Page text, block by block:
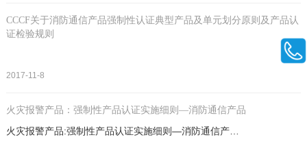
CCCF关于消防通信产品强制性认证典型产品及单元划分原则及产品认
证检验规则
2017-11-8
火灾报警产品：强制性产品认证实施细则—消防通信产品
火灾报警产品:强制性产品认证实施细则—消防通信产品.火灾报警产品,强制性产品认证,认证实施细则,CCC证书变更,CCC证书恢复,CCC证书注销,CCC认证范围,